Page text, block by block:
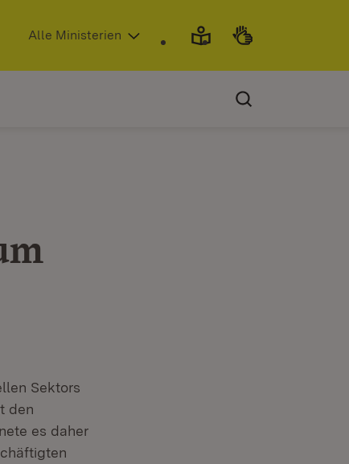
in neuem Fenster)
Alle Ministerien
Sektors
den
es daher